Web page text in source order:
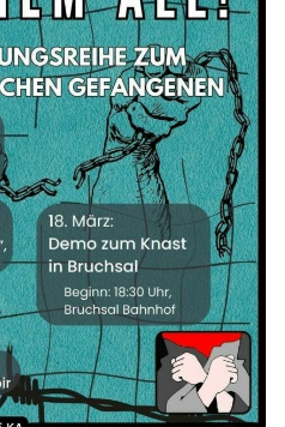
oder gar verändern
Knast hat dabei […]